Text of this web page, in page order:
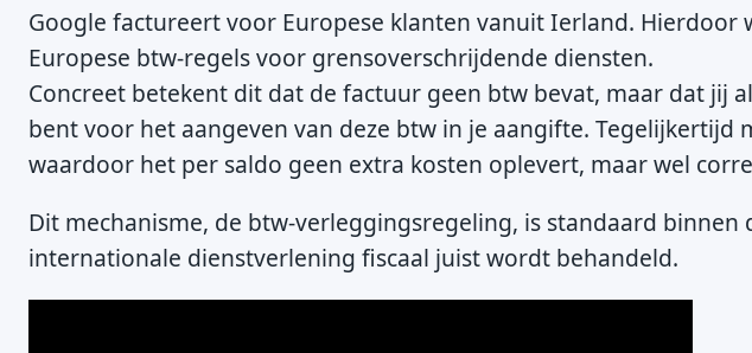
Google factureert voor Europese klanten vanuit Ierland. Hierdoor
Europese btw-regels voor grensoverschrijdende diensten.
Concreet betekent dit dat de factuur geen btw bevat, maar dat jij
bent voor het aangeven van deze btw in je aangifte. Tegelijkertijd
waardoor het per saldo geen extra kosten oplevert, maar wel
Dit mechanisme, de btw-verleggingsregeling, is standaard binnen
internationale dienstverlening fiscaal juist wordt behandeld.